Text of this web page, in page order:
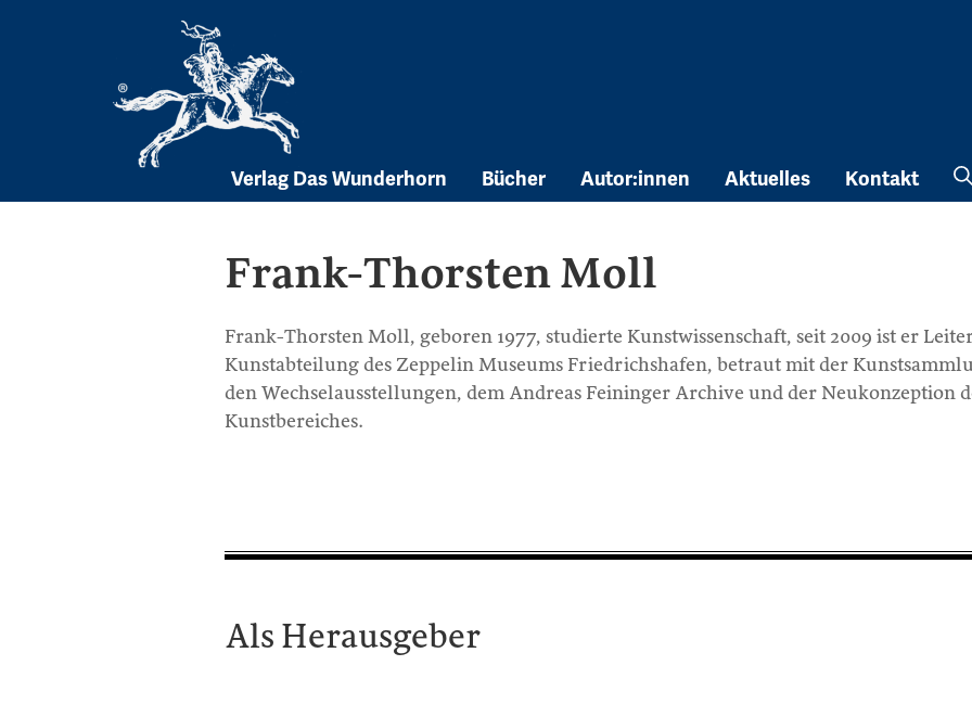
Verlag Das Wunderhorn Bücher Autor:innen Aktuelles Kontakt
Frank-Thorsten Moll
Frank-Thorsten Moll, geboren 1977, studierte Kunstwissenschaft, seit 2009 ist er
Kunstabteilung des Zeppelin Museums Friedrichshafen, betraut mit der
den Wechselausstellungen, dem Andreas Feininger Archive und der Neukonzeption
Kunstbereiches.
Als Herausgeber